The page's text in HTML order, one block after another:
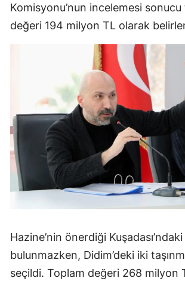
Komisyonu’nun incelemesi sonucu
değeri 194 milyon TL olarak
Hazine’nin önerdiği
bulunmazken, Didim’deki iki
seçildi. Toplam değeri 268 milyon